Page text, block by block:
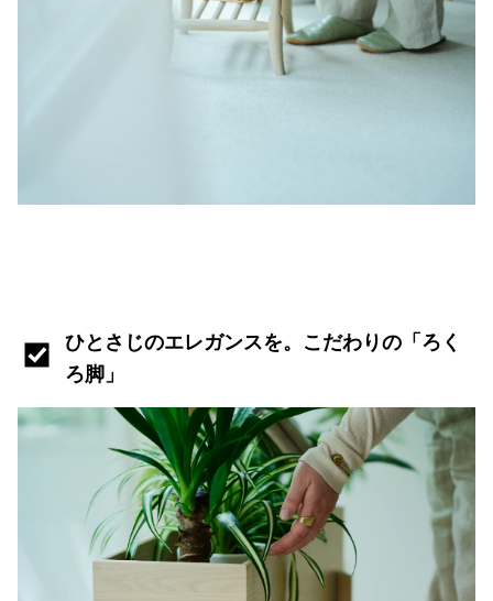
ひとさじのエレガンスを。こだわりの「ろく
ろ脚」